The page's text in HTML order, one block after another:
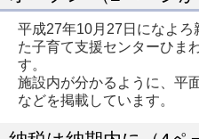
平成27年10月27日になよ
た子育て支援センターひま
す。
施設内が分かるように、平
などを掲載しています。